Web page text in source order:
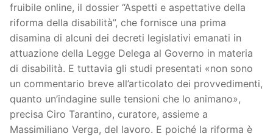
fruibile online, il dossier “Aspetti e aspettative della
riforma della disabilità”, che fornisce una prima
disamina di alcuni dei decreti legislativi emanati in
attuazione della Legge Delega al Governo in materia
di disabilità. E tuttavia gli studi presentati «non sono
un commentario breve all’articolato dei provvedimenti,
quanto un’indagine sulle tensioni che lo animano»,
precisa Ciro Tarantino, curatore, assieme a
Massimiliano Verga, del lavoro. E poiché la riforma è